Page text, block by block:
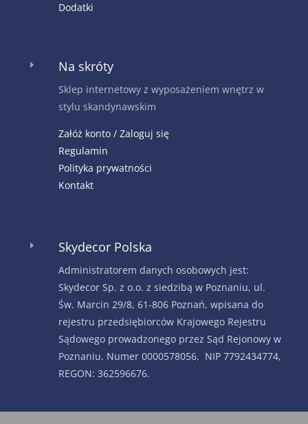
Dodatki
E Na skróty
Sklep internetowy z wyposażeniem wnętrz w
stylu skandynawskim
Załóż konto / Zaloguj się
Regulamin
Polityka prywatności
Kontakt
E Skydecor Polska
Administratorem danych osobowych jest:
Skydecor Sp. z o.o. z siedzibą w Poznaniu, ul.
Św. Marcin 29/8, 61-806 Poznań, wpisana do
rejestru przedsiębiorców Krajowego Rejestru
Sądowego prowadzonego przez Sąd Rejonowy w
Poznaniu. Numer 0000578056, NIP 7792434774,
REGON: 362596676.